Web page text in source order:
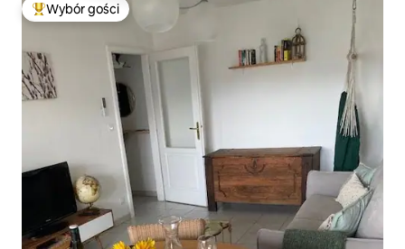
Najpopularniejsze z kategorii Wybór gości
Wybór gości